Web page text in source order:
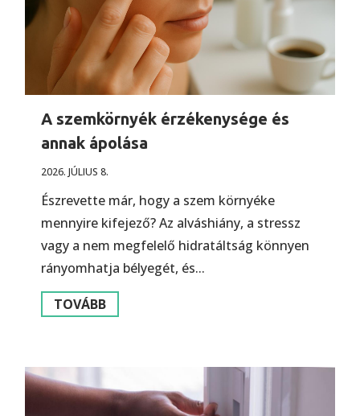
A szemkörnyék érzékenysége és
annak ápolása
2026. JÚLIUS 8.
Észrevette már, hogy a szem környéke
mennyire kifejező? Az alváshiány, a stressz
vagy a nem megfelelő hidratáltság könnyen
rányomhatja bélyegét, és...
TOVÁBB